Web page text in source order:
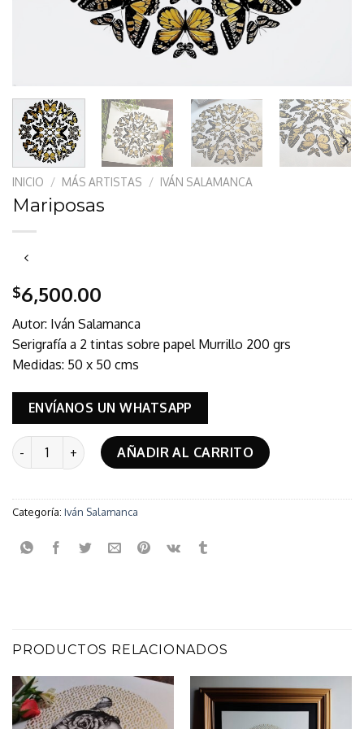
INICIO / MÁS ARTISTAS / IVÁN SALAMANCA
Mariposas
$6,500.00
Autor: Iván Salamanca
Serigrafía a 2 tintas sobre papel Murrillo 200 grs
Medidas: 50 x 50 cms
ENVÍANOS UN WHATSAPP
Mariposas cantidadAÑADIR AL CARRITO
Categoría: Iván Salamanca
PRODUCTOS RELACIONADOS